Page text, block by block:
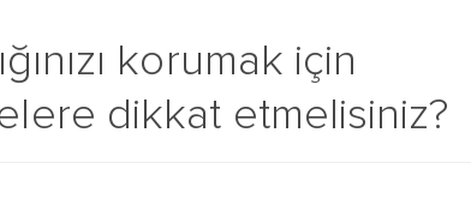
korumak için
dikkat etmelisiniz?